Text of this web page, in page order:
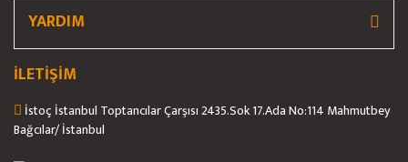
YARDIM
İLETİŞİM
İstoç İstanbul Toptancılar Çarşısı 2435.Sok 17.Ada No:114 Mahmutbey
Bağcılar/ İstanbul